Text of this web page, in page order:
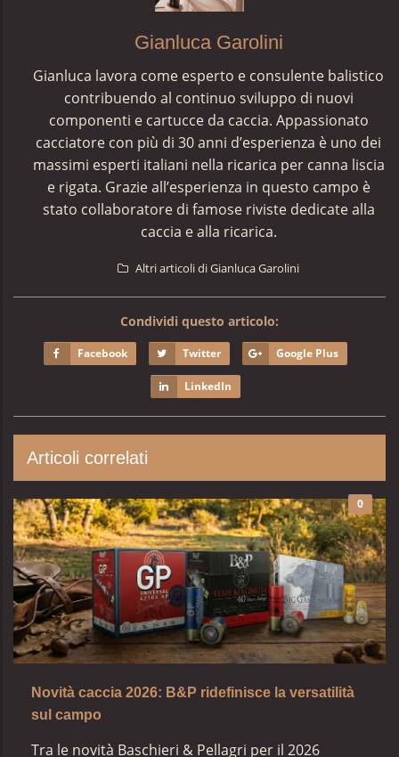
Gianluca Garolini
Gianluca lavora come esperto e consulente balistico
contribuendo al continuo sviluppo di nuovi
componenti e cartucce da caccia. Appassionato
cacciatore con più di 30 anni d’esperienza è uno dei
massimi esperti italiani nella ricarica per canna liscia
e rigata. Grazie all’esperienza in questo campo è
stato collaboratore di famose riviste dedicate alla
caccia e alla ricarica.
Altri articoli di Gianluca Garolini
Condividi questo articolo:
Facebook Twitter Google Plus
LinkedIn
Articoli correlati
0
Novità caccia 2026: B&P ridefinisce la versatilità
sul campo
Tra le novità Baschieri & Pellagri per il 2026